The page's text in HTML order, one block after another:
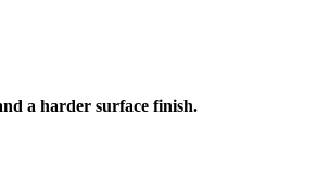
a harder surface finish.